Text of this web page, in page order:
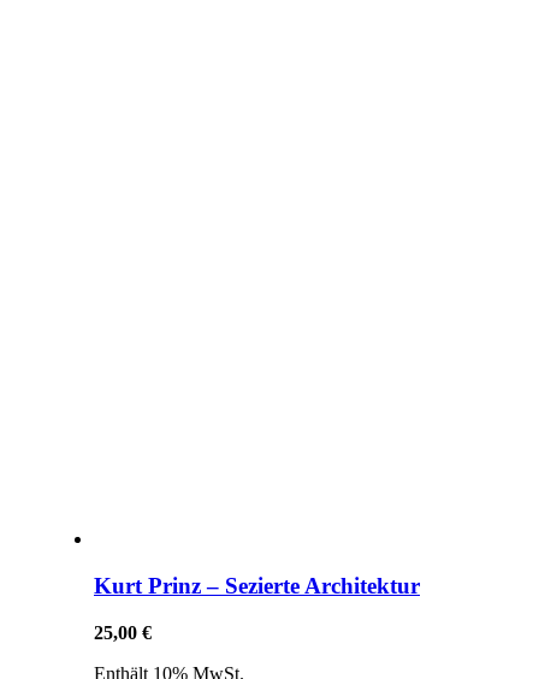
Kurt Prinz – Sezierte Architektur
25,00 €
Enthält 10% MwSt.